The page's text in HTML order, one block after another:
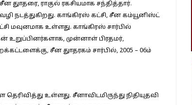
ராகுல் ரகசியமாக சந்தித்தார்.
நடத்துகிறது. காங்கிரஸ் கட்சி, சீன கம்யூனிஸ்ட்
மவுனமாக உள்ளது. காங்கிரஸ் சார்பில்
முன்னாள் பிரதமர்,
சீன துாதரகம் சார்பில், 2005 – 06ம்
உள்ளது. சீனாவிடமிருந்து நிதியுதவி